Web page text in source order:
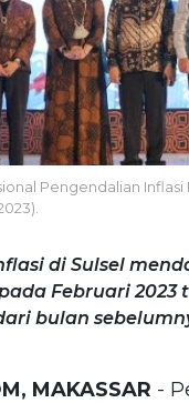
Pengendalian Inflasi
di Sulsel
Februari 2023
bulan
MAKASSAR -